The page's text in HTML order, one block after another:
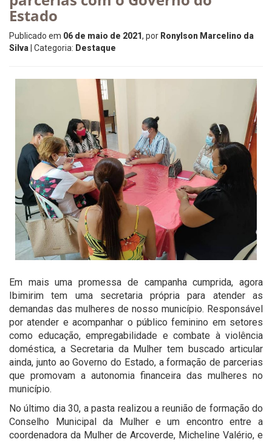
Estado
Publicado em 06 de maio de 2021, por Ronylson Marcelino da
Silva | Categoria: Destaque
Em mais uma promessa de campanha cumprida, agora
Ibimirim tem uma secretaria própria para atender as
demandas das mulheres de nosso município. Responsável
por atender e acompanhar o público feminino em setores
como educação, empregabilidade e combate à violência
doméstica, a Secretaria da Mulher tem buscado articular
ainda, junto ao Governo do Estado, a formação de parcerias
que promovam a autonomia financeira das mulheres no
município.
No último dia 30, a pasta realizou a reunião de formação do
Conselho Municipal da Mulher e um encontro entre a
coordenadora da Mulher de Arcoverde, Micheline Valério, e